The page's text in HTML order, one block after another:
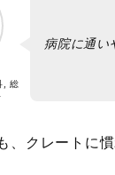
, 総
病院に通い
、クレートに